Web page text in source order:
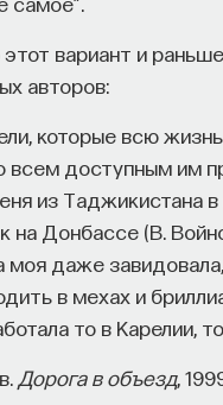
вариант и
авторов:
которые всю
всем доступным им
из Таджикистана в
на Донбассе (В.
моя даже
в мехах и
то в Карелии,
Дорога в объезд,
лет».
сложная вещь,
эти
выясняются очень
летописца мало
как все было на
позднего
контролировалось
монахами по